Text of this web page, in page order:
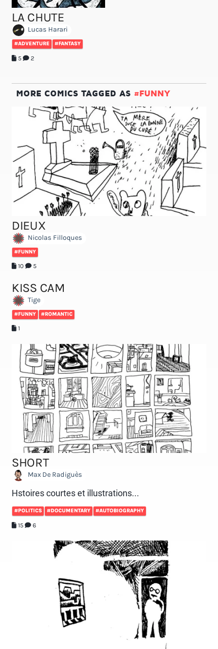
LA CHUTE
Lucas Harari
#ADVENTURE #FANTASY
5 2
MORE COMICS TAGGED AS #FUNNY
DIEUX
Nicolas Filloques
#FUNNY
10 5
KISS CAM
Tige
#FUNNY #ROMANTIC
1
SHORT
Max De Radiguès
Hstoires courtes et illustrations...
#POLITICS #DOCUMENTARY #AUTOBIOGRAPHY
15 6